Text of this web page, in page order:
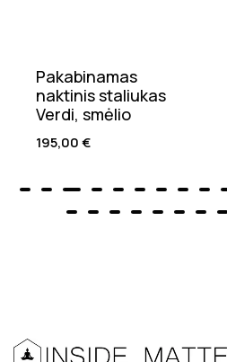
Pakabinamas
naktinis staliukas
Verdi, smėlio
195,00€